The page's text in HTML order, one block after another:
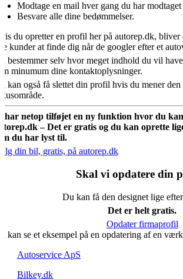
Modtage en mail hver gang du har modtaget
Besvare alle dine bedømmelser.
du opretter en profil her på autorep.dk, bliver
kunder at finde dig når de googler efter et
bestemmer selv hvor meget indhold du vil
minumum dine kontaktoplysninger.
kan også få slettet din profil hvis du mener
har netop tilføjet en ny funktion hvor du
– Det er gratis og du kan oprette
du har lyst til.
din bil, gratis, på autorep.dk
Skal vi opdatere din
Du kan få den designet lige
Det er helt gratis.
Opdater firmaprofil
kan se et eksempel på en opdatering af en
Autoservice ApS
Bilkey.dk